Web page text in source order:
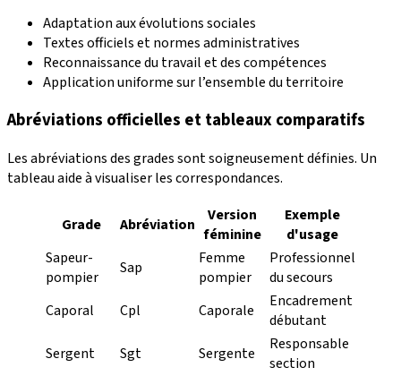
Adaptation aux évolutions sociales
Textes officiels et normes administratives
Reconnaissance du travail et des compétences
Application uniforme sur l’ensemble du territoire
Abréviations officielles et tableaux comparatifs
Les abréviations des grades sont soigneusement définies. Un
tableau aide à visualiser les correspondances.
Grade Abréviation
Version
féminine
Exemple
d'usage
Sapeur-
pompier
Sap
Femme
pompier
Professionnel
du secours
Caporal
Cpl Caporale
Encadrement
débutant
Sergent
Sgt Sergente
Responsable
section